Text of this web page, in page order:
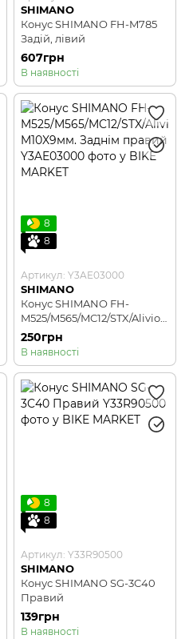
SHIMANO
Конус SHIMANO FH-M785
Задій, лівий
607грн
В наявності
8
8
Артикул: Y3AE03000
SHIMANO
Конус SHIMANO FH-
M525/M565/MC12/STX/Alivio/
RSX M10X9мм. Заднім
правий
250грн
В наявності
8
8
Артикул: Y33R90500
SHIMANO
Конус SHIMANO SG-3C40
Правий
139грн
В наявності